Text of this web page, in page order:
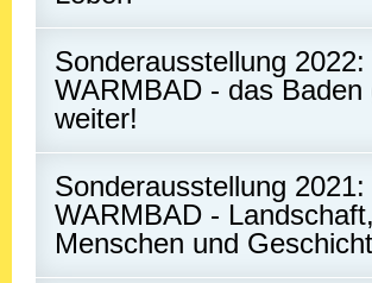
Sonderausstellung 2022:
WARMBAD - das Baden
weiter!
Sonderausstellung 2021:
WARMBAD - Landschaft,
Menschen und